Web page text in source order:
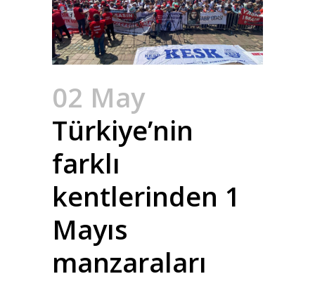
02 May
Türkiye’nin
farklı
kentlerinden 1
Mayıs
manzaraları